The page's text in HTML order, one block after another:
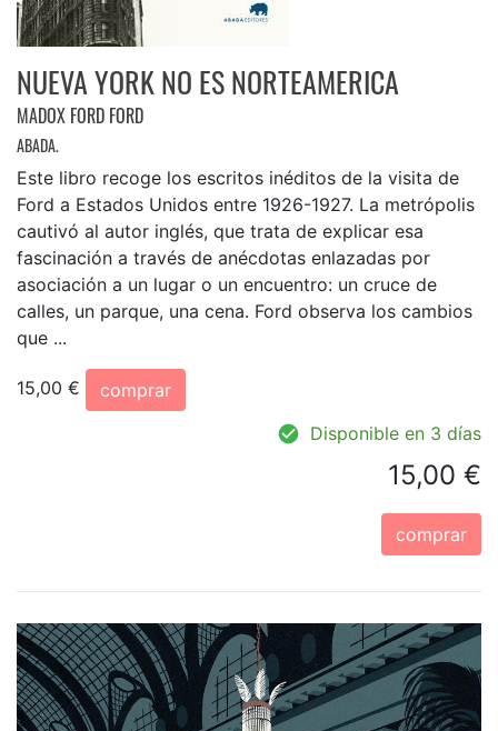
NUEVA YORK NO ES NORTEAMERICA
MADOX FORD FORD
ABADA.
Este libro recoge los escritos inéditos de la visita de
Ford a Estados Unidos entre 1926-1927. La metrópolis
cautivó al autor inglés, que trata de explicar esa
fascinación a través de anécdotas enlazadas por
asociación a un lugar o un encuentro: un cruce de
calles, un parque, una cena. Ford observa los cambios
que ...
15,00 €
comprar
Disponible en 3 días
15,00 €
comprar